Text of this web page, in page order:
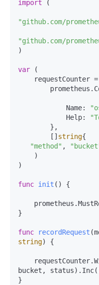
import (
"github.com/
"github.com/
)
var (
            Name:
            Help:
        []
string{
"method" ,
)
func init () {
}
func recordRequest
string) {
bucket,
}